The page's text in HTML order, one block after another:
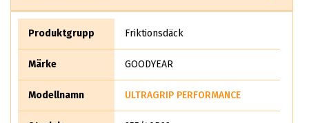
Produktgrupp Friktionsdäck
Märke GOODYEAR
Modellnamn ULTRAGRIP PERFORMANCE